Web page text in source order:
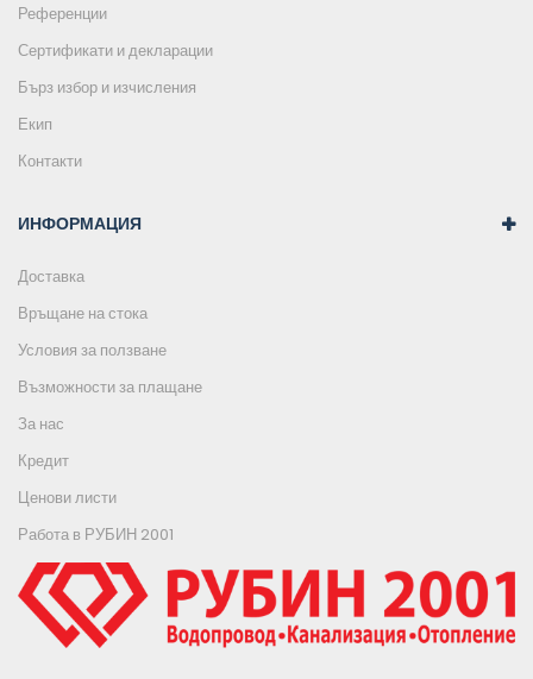
Референции
Сертификати и декларации
Бърз избор и изчисления
Екип
Контакти
ИНФОРМАЦИЯ
Доставка
Връщане на стока
Условия за ползване
Възможности за плащане
За нас
Кредит
Ценови листи
Работа в РУБИН 2001